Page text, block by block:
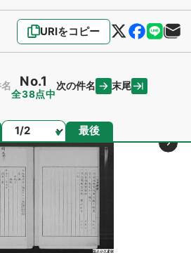
URIをコピー
No.1
全38点中
次の件名 末尾
ページ 最後